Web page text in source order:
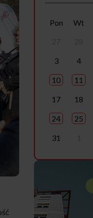
Pon Wt
3 4
10 11
17 18
24 25
31